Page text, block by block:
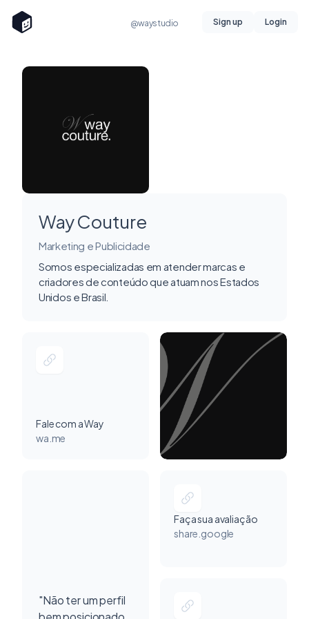
@waystudio Sign up Login
Way Couture
Marketing e Publicidade
Somos especializadas em atender marcas e
criadores de conteúdo que atuam nos Estados
Unidos e Brasil.
Fale com a Way
wa.me
"Não ter um perfil
Faça sua avaliação
share.google